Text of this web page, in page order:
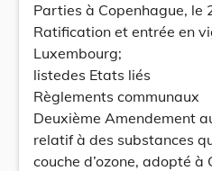
Parties à Copenhague, le
Ratification et entrée en
Luxembourg;
listedes Etats liés
Règlements communaux
Deuxième Amendement
relatif à des substances
couche d’ozone, adopté à